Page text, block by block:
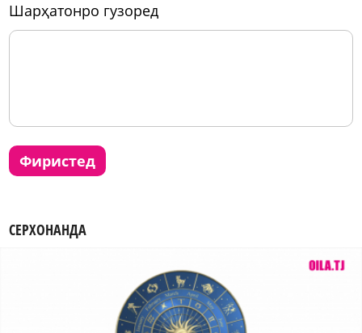
шарҳатонро гузоред
фиристед
СЕРХОНАНДА